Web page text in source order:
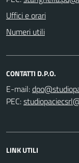
Uffici e orari
Numeri utili
CONTATTI D.P.O.
E-mail:
PEC:
LINK UTILI